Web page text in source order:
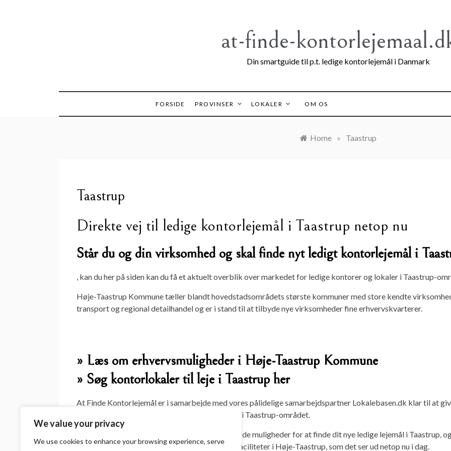
We value your privacy
We use cookies to enhance your browsing experience, serve
at-finde-
Din smartguide til p.t. ledige kontorlejemål i Danmark
FORSIDE PROVINSER LOKALER OM OS
Home » Taastrup
Taastrup
Direkte vej til ledige kontorlejemål i Taastrup netop nu
Står du og din virksomhed og skal finde nyt ledigt kontorlejemål i
, kan du her på siden kan du få et aktuelt overblik over markedet for ledige kontorer og lokaler i Taastrup-
Høje-Taastrup Kommune tæller blandt hovedstadsområdets største kommuner med store kendte
transport og regional detailhandel og er i stand til at tilbyde nye virksomheder fine erhvervskvarterer.
» Læs om erhvervsmuligheder i Høje-Taastrup Kommune
» Søg kontorlokaler til leje i Taastrup her
At Finde Kontorlejemål er i samarbejde med vores pålidelige samarbejdspartner Lokalebasen.dk klar til at
virksomhed netop nu kan finde tomme kontorer i Taastrup-området.
Vores aktuelle website kan servicere dig med gode muligheder for at finde dit nye ledige lejemål i Taastrup,
brug for at tjekke markedet for tomme kontorfaciliteter i Høje-Taastrup, som det ser ud netop nu i dag.